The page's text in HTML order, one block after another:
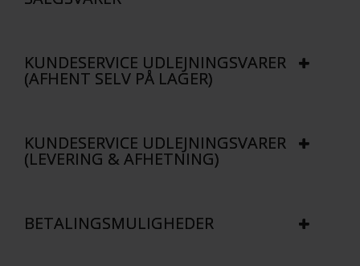
KUNDESERVICE UDLEJNINGSVARER
(AFHENT SELV PÅ LAGER)
KUNDESERVICE UDLEJNINGSVARER
(LEVERING & AFHETNING)
BETALINGSMULIGHEDER